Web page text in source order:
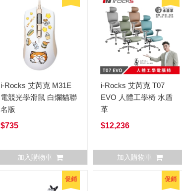
i-Rocks 艾芮克 M31E
電競光學滑鼠 白爛貓聯
名版
$735
加入購物車
i-Rocks 艾芮克 T07
EVO 人體工學椅 水盾
革
$12,236
加入購物車
促銷 促銷